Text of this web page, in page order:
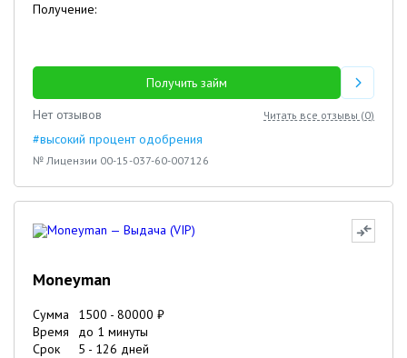
Получение:
Получить займ
Нет отзывов
Читать все отзывы (0)
#высокий процент одобрения
№ Лицензии 00-15-037-60-007126
Moneyman
Сумма 1500 - 80000 ₽
Время
до 1 минуты
Срок
5 - 126 дней